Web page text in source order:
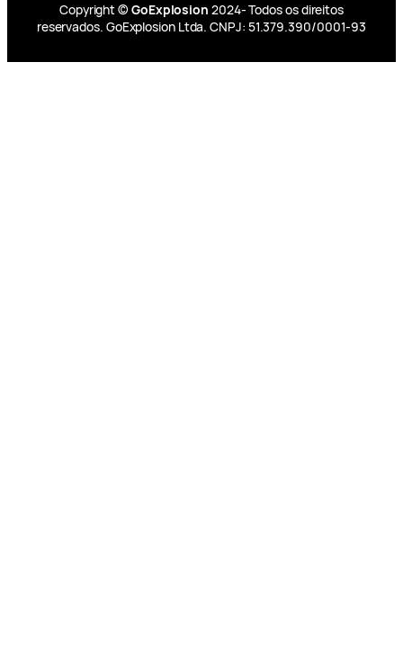
Copyright © GoExplosion 2024- Todos os direitos
reservados. GoExplosion Ltda. CNPJ: 51.379.390/0001-93